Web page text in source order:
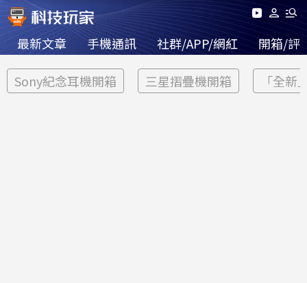
最新文章 手機通訊 社群/APP/網紅 開箱/評
Sony紀念耳機開箱 三星摺疊機開箱 「全新